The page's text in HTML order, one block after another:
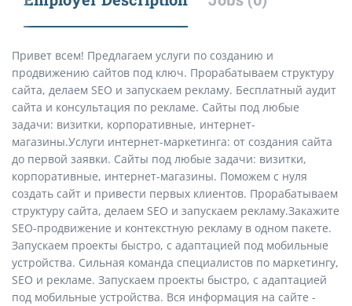
Привет всем! Предлагаем услуги по созданию и
продвижению сайтов под ключ. Прорабатываем структуру
сайта, делаем SEO и запускаем рекламу. Бесплатный аудит
сайта и консультация по рекламе. Сайты под любые
задачи: визитки, корпоративные, интернет-
магазины.Услуги интернет-маркетинга: от создания сайта
до первой заявки. Сайты под любые задачи: визитки,
корпоративные, интернет-магазины. Поможем с нуля
создать сайт и привести первых клиентов. Прорабатываем
структуру сайта, делаем SEO и запускаем рекламу.Закажите
SEO-продвижение и контекстную рекламу в одном пакете.
Запускаем проекты быстро, с адаптацией под мобильные
устройства. Сильная команда специалистов по маркетингу,
SEO и рекламе. Запускаем проекты быстро, с адаптацией
под мобильные устройства. Вся информация на сайте -